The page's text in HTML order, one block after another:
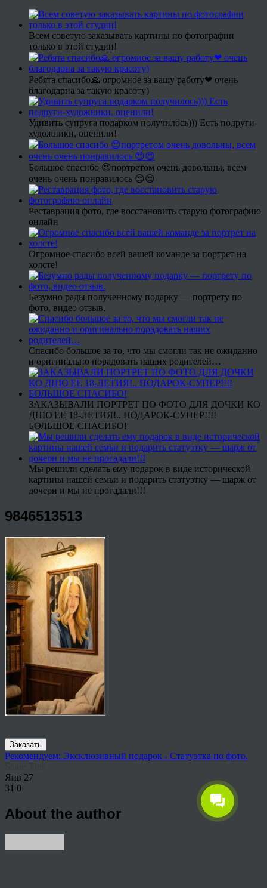
Всем советую заказывать картины по фотографии
только в этой студии!
Ребята спасибо🙏 огромное за вашу работу❤ очень
благодарна за такую красоту)
Удивить супруга подарком получилось))) Есть подруги-
художники, оценили!
Большое спасибо 😍портретом очень довольны, всем
очень очень понравилось 😍😍
Реставрация фото, где восстановить старую фотографию
онлайн
Огромное спасибо всей вашей команде за портрет на
холсте!
Безумно рады полученному подарку — портрету по
фото, видео отзыв.
Спасибо большое за то, что мы смогли так не ожиданно
и оригинально порадовать наших родителей…
ЗАКАЗЫВАЛИ ПОРТРЕТ ПО ФОТО ДЛЯ ДОЧКИ КО
ДНЮ ЕЕ 18-ЛЕТИЯ!.. ПОДАРОК-СУПЕР!!!!
БОЛЬШОЕ СПАСИБО!
Мы решили сделать ему подарок в виде исторической
картины нашей семьи и подарить статуэтку — шарж от
дочери и мы не прогадали!!!
9846513513
Заказать
Рекомендуем: Эксклюзивный подарок - Статуэтка по фото.
Янв 27
31 0
About the author